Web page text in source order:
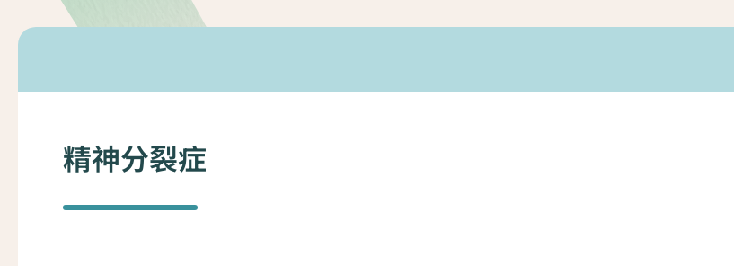
照顧者影片
照顧者故事分享
自我檢測
精神分裂症